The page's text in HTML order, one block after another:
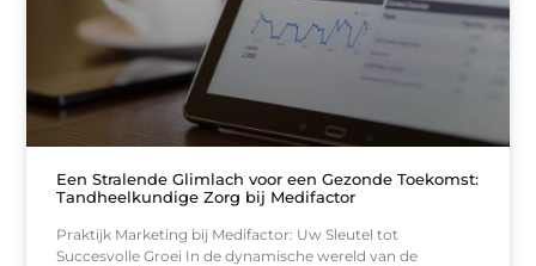
Een Stralende Glimlach voor een Gezonde Toekomst:
Tandheelkundige Zorg bij Medifactor
Praktijk Marketing bij Medifactor: Uw Sleutel tot
Succesvolle Groei In de dynamische wereld van de